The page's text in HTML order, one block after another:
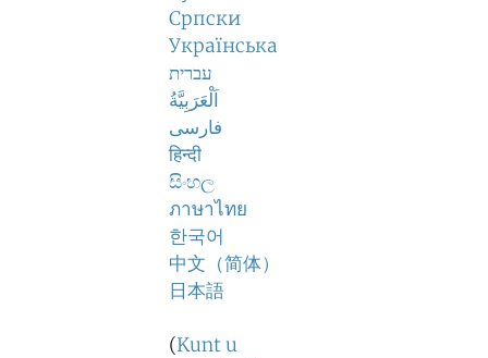
Српски
Українська
עברית
اَلْعَرَبِيَّةُ
فارسی
हिन्दी
සිංහල
ภาษาไทย
한국어
中文（简体）
日本語
(Kunt u